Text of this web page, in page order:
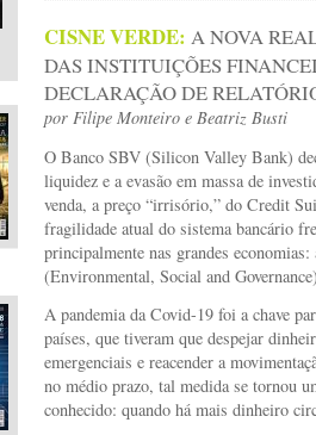
CISNE VERDE: A NOVA
DAS INSTITUIÇÕES
DECLARAÇÃO DE
por Filipe Monteiro e Beatriz Busti
O Banco SBV (Silicon Valley Bank)
liquidez e a evasão em massa de
venda, a preço “irrisório,” do Credit
fragilidade atual do sistema bancário
principalmente nas grandes
(Environmental, Social and
A pandemia da Covid-19 foi a chave
países, que tiveram que despejar
emergenciais e reacender a
no médio prazo, tal medida se tornou
conhecido: quando há mais dinheiro